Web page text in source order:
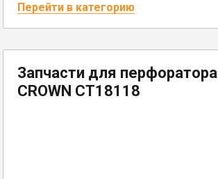
Перейти в категорию
Запчасти для перфоратора
CROWN CT18118